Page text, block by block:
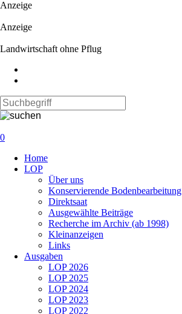
Anzeige
Anzeige
Landwirtschaft ohne Pflug
0
überspringen
Home
LOP
Über uns
Konservierende Bodenbearbeitung
Direktsaat
Ausgewählte Beiträge
Recherche im Archiv (ab 1998)
Kleinanzeigen
Links
Ausgaben
LOP 2026
LOP 2025
LOP 2024
LOP 2023
LOP 2022